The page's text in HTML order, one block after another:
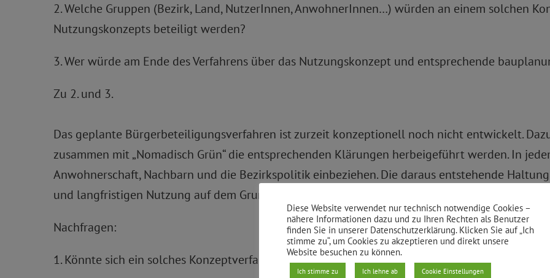
2. Welche Gruppen (Bezirk, Land, NutzerInnen, AnwohnerInnen…) würden an einem solchen
Nutzungskonzepts beteiligt werden?
3. Wer würde am Ende des Verfahrens über das Nutzungskonzept und entsprechende
Zu 2. und 3.
Das geplante Bürgerbeteiligungsverfahren ist zurzeit konzeptionell noch nicht entwickelt.
zusammen mit „Nomadisch Grün“ die entsprechenden Klärungen herbeigeführt werden. In
Anwohnerschaft, Nachbarn und die Bezirkspolitik einbeziehen. Die daraus entstehende
und langfristigen Nutzung auf dem Grundstück ist wahrscheinlich dann mit einer
Nachfragen:
1. Könnte sich ein solches Konzeptverfahren auch für weitere Grundstücke des
Diese Website verwendet nur technisch notwendige Cookies –
nähere Informationen dazu und zu Ihren Rechten als Benutzer
finden Sie in unserer Datenschutzerklärung. Klicken Sie auf „Ich
stimme zu“, um Cookies zu akzeptieren und direkt unsere
Website besuchen zu können.
Ich stimme zu Ich lehne ab Cookie Einstellungen